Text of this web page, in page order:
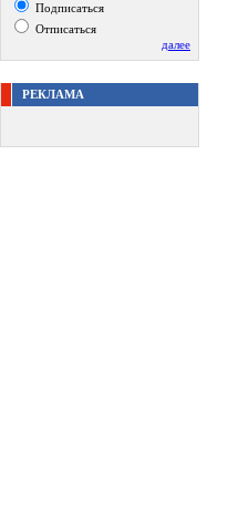
Подписаться
Отписаться
далее
РЕКЛАМА